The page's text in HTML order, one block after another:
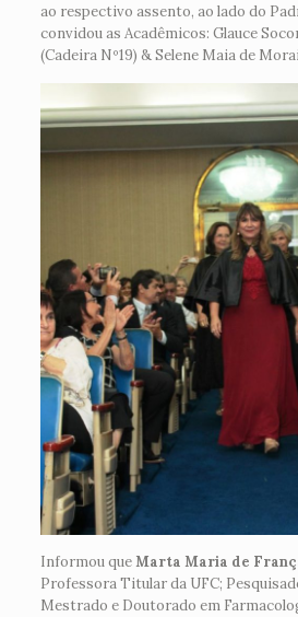
ao respectivo assento, ao lado do
convidou as Acadêmicos: Glauce
(Cadeira Nº19) & Selene Maia de
Informou queMarta Maria de
Professora Titular da UFC;
Mestrado e Doutorado em